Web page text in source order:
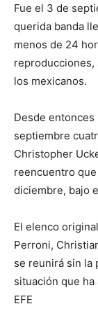
Fue el 3 de
querida banda
menos de 24
reproducciones,
los mexicanos.
Desde
septiembre
Christopher
reencuentro
diciembre, bajo
El elenco
Perroni,
se reunirá sin la
situación que
EFE